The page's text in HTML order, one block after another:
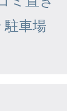
駐車場